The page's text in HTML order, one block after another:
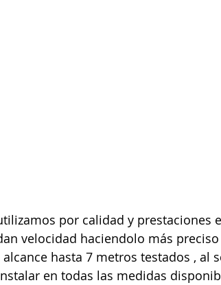
por calidad y prestaciones
velocidad haciendolo más
hasta 7 metros testados , al
en todas las medidas